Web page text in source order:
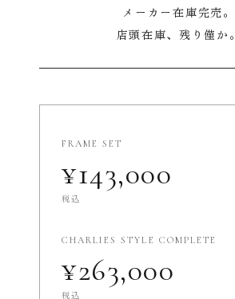
メーカー在庫完売。
店頭在庫、残り僅か。
FRAME SET
¥143,000
税込
CHARLIES STYLE COMPLETE
¥263,000
税込